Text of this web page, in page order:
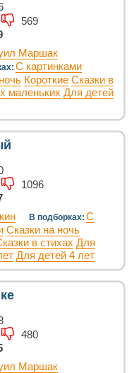
569
Маршак
С картинками
Короткие Сказки в
маленьких Для детей
1096
В подборках: С
Сказки на ночь
в стихах Для
Для детей 4 лет
480
Маршак